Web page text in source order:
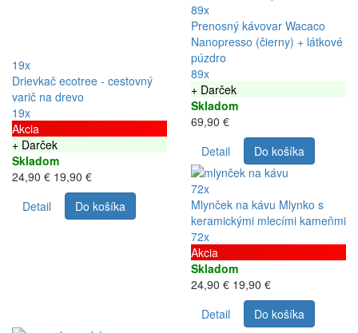
19x
Drievkač ecotree - cestovný
varič na drevo
19x
Akcia
+ Darček
Skladom
24,90 € 19,90 €
Detail
Do košíka
89x
Prenosný kávovar Wacaco
Nanopresso (čierny) + látkové
púzdro
89x
+ Darček
Skladom
69,90 €
Detail
Do košíka
72x
Mlynček na kávu Mlynko s
keramickými mlecími kameňmi
72x
Akcia
Skladom
24,90 € 19,90 €
Detail
Do košíka